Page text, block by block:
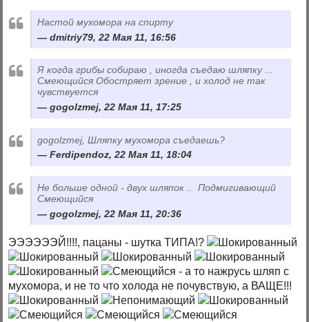
Настой мухомора на спирту
dmitriy79, 22 Мая 11, 16:56
Я когда грибы собираю , иногда съедаю шляпку ...
Смеющийся Обостряет зрение , и холод не так
чувствуется
gogolzmej, 22 Мая 11, 17:25
gogolzmej, Шляпку мухомора съедаешь?
Ferdipendoz, 22 Мая 11, 18:04
Не больше одной - двух шляпок .. Подмигивающий
Смеющийся
gogolzmej, 22 Мая 11, 20:36
ЭЭЭЭЭЭЙ!!!!, пацаны - шутка ТИПА!?
- а то нажрусь шляп с
мухомора, и не то что холода не почувствую, а ВАЩЕ!!!